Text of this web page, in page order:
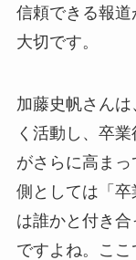
信頼できる報
大切です。
加藤史帆さん
く活動し、卒
がさらに高ま
側としては「
は誰かと付き
ですよね。こ